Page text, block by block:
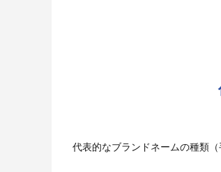
代表的なブランドネームの種類